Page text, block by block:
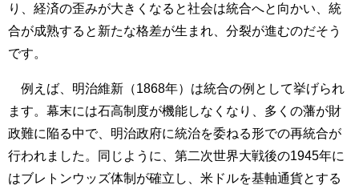
り、経済の歪みが大きくなると社会は統合へと向かい、統
合が成熟すると新たな格差が生まれ、分裂が進むのだそう
です。
例えば、明治維新（1868年）は統合の例として挙げられ
ます。幕末には石高制度が機能しなくなり、多くの藩が財
政難に陥る中で、明治政府に統治を委ねる形での再統合が
行われました。同じように、第二次世界大戦後の1945年に
はブレトンウッズ体制が確立し、米ドルを基軸通貨とする